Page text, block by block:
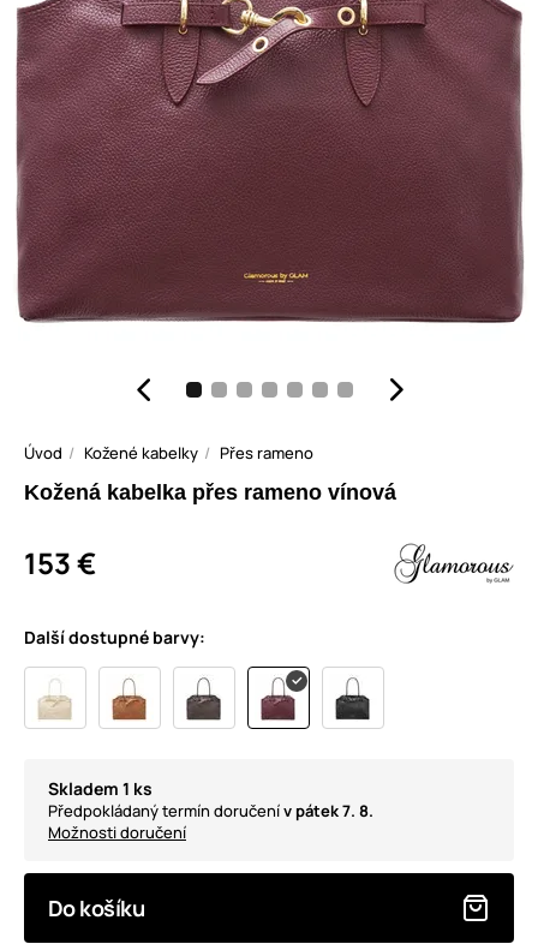
Úvod Kožené kabelky Přes rameno
Kožená kabelka přes rameno vínová
153 €
Další dostupné barvy:
Skladem 1 ks
Předpokládaný termín doručenív pátek 7. 8.
Možnosti doručení
Do košíku